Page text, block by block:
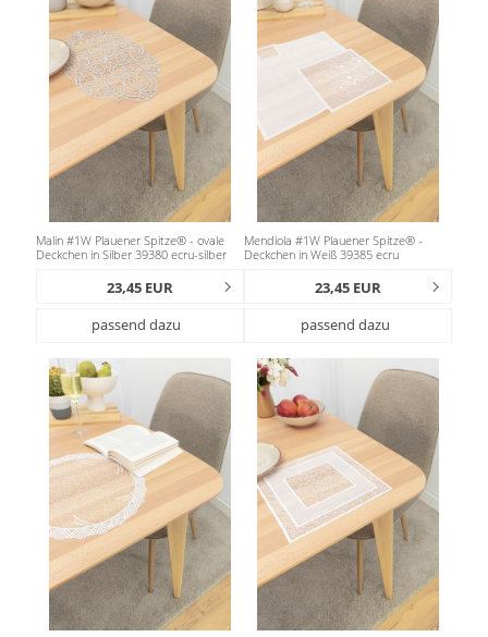
Malin #1W Plauener Spitze® - ovale
Deckchen in Silber 39380 ecru-silber
23,45 EUR
passend dazu
Mendiola #1W Plauener Spitze® -
Deckchen in Weiß 39385 ecru
23,45 EUR
passend dazu